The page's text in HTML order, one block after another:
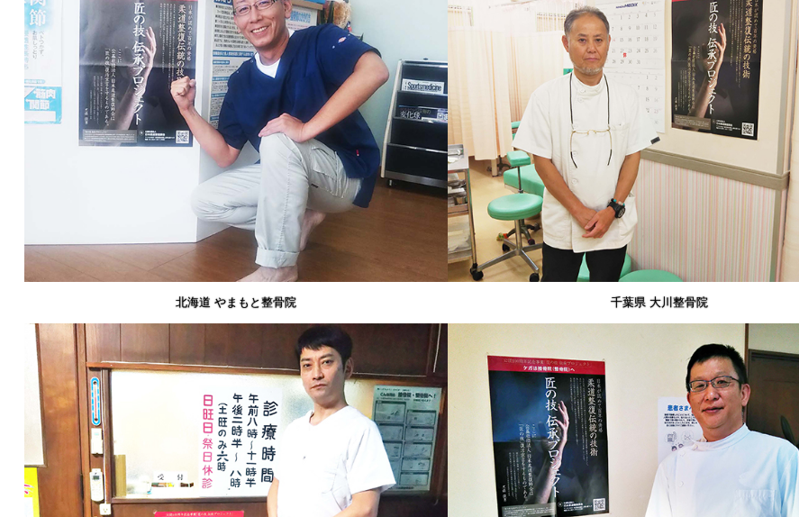
北海道 やまもと整骨院 千葉県 大川整骨院